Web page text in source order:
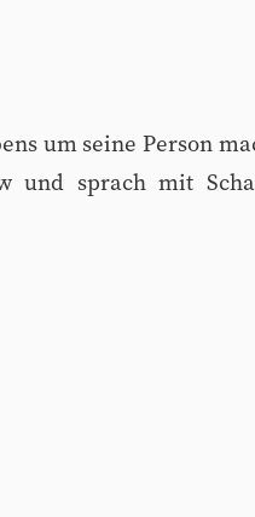
um seine Person
und sprach mit